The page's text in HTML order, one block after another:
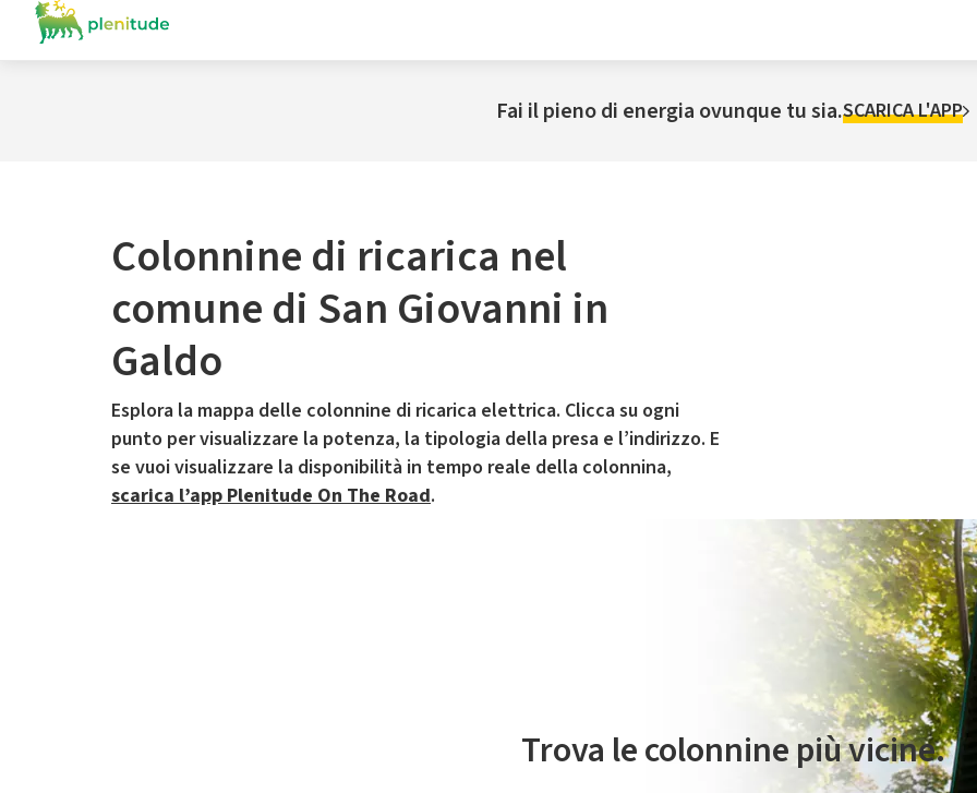
Fai il pieno di energia ovunque tu sia.SCARICA L'APP
Colonnine di ricarica nel
comune di San Giovanni in
Galdo
Esplora la mappa delle colonnine di ricarica elettrica. Clicca su ogni
punto per visualizzare la potenza, la tipologia della presa e l’indirizzo. E
se vuoi visualizzare la disponibilità in tempo reale della colonnina,
scarica l’app Plenitude On The Road.
Il servizio di mobilità elettrica è gestito da Plenitude On The Road
Trova le colonnine più vicine.